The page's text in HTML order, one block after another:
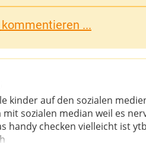
...
kinder auf den sozialen
sozialen median weil es
handy checken vielleicht ist